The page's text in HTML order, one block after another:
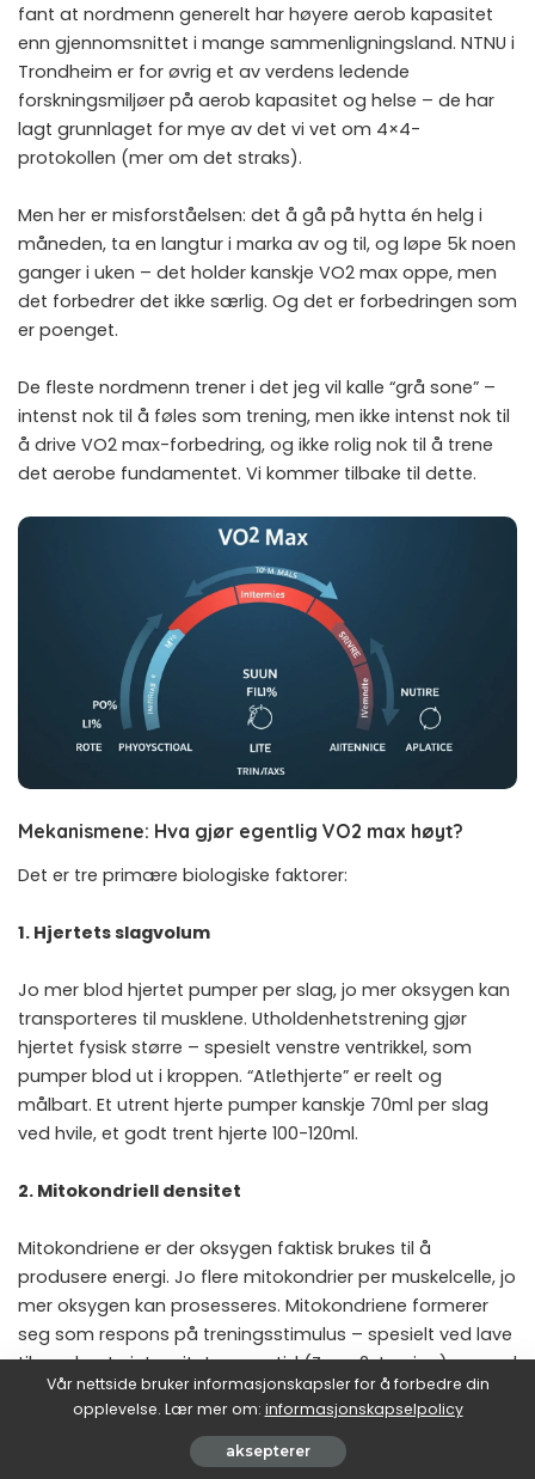
fant at nordmenn generelt har høyere aerob kapasitet
enn gjennomsnittet i mange sammenligningsland. NTNU i
Trondheim er for øvrig et av verdens ledende
forskningsmiljøer på aerob kapasitet og helse – de har
lagt grunnlaget for mye av det vi vet om 4×4-
protokollen (mer om det straks).
Men her er misforståelsen: det å gå på hytta én helg i
måneden, ta en langtur i marka av og til, og løpe 5k noen
ganger i uken – det holder kanskje VO2 max oppe, men
det forbedrer det ikke særlig. Og det er forbedringen som
er poenget.
De fleste nordmenn trener i det jeg vil kalle “grå sone” –
intenst nok til å føles som trening, men ikke intenst nok til
å drive VO2 max-forbedring, og ikke rolig nok til å trene
det aerobe fundamentet. Vi kommer tilbake til dette.
Mekanismene: Hva gjør egentlig VO2 max høyt?
Det er tre primære biologiske faktorer:
1. Hjertets slagvolum
Jo mer blod hjertet pumper per slag, jo mer oksygen kan
transporteres til musklene. Utholdenhetstrening gjør
hjertet fysisk større – spesielt venstre ventrikkel, som
pumper blod ut i kroppen. “Atlethjerte” er reelt og
målbart. Et utrent hjerte pumper kanskje 70ml per slag
ved hvile, et godt trent hjerte 100-120ml.
2. Mitokondriell densitet
Mitokondriene er der oksygen faktisk brukes til å
produsere energi. Jo flere mitokondrier per muskelcelle, jo
mer oksygen kan prosesseres. Mitokondriene formerer
seg som respons på treningsstimulus – spesielt ved lave
til moderate intensiteter over tid (Zone 2-trening), og ved
høy intensitet (HIIT). Faktisk er mitokondriell biogenese en
av de viktigste positive effektene av utholdenhetstrening
Vår nettside bruker informasjonskapsler for å forbedre din
opplevelse. Lær mer om: informasjonskapselpolicy
aksepterer